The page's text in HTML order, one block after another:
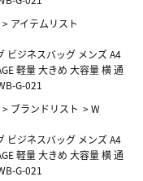
> アイテムリスト
ビジネスバッグ メンズ A4
軽量 大きめ 大容量 横 通
G-021
> ブランドリスト >W
ビジネスバッグ メンズ A4
軽量 大きめ 大容量 横 通
G-021